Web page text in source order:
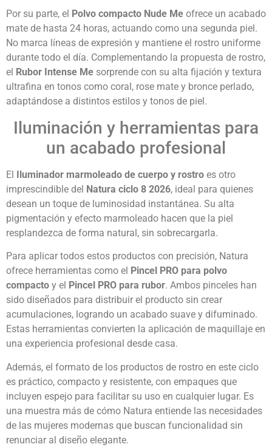
Por su parte, el Polvo compacto Nude Me ofrece un acabado
mate de hasta 24 horas, actuando como una segunda piel.
No marca líneas de expresión y mantiene el rostro uniforme
durante todo el día. Complementando la propuesta de rostro,
el Rubor Intense Me sorprende con su alta fijación y textura
ultrafina en tonos como coral, rose mate y bronce perlado,
adaptándose a distintos estilos y tonos de piel.
Iluminación y herramientas para
un acabado profesional
El Iluminador marmoleado de cuerpo y rostro es otro
imprescindible del Natura ciclo 8 2026, ideal para quienes
desean un toque de luminosidad instantánea. Su alta
pigmentación y efecto marmoleado hacen que la piel
resplandezca de forma natural, sin sobrecargarla.
Para aplicar todos estos productos con precisión, Natura
ofrece herramientas como el Pincel PRO para polvo
compacto y el Pincel PRO para rubor. Ambos pinceles han
sido diseñados para distribuir el producto sin crear
acumulaciones, logrando un acabado suave y difuminado.
Estas herramientas convierten la aplicación de maquillaje en
una experiencia profesional desde casa.
Además, el formato de los productos de rostro en este ciclo
es práctico, compacto y resistente, con empaques que
incluyen espejo para facilitar su uso en cualquier lugar. Es
una muestra más de cómo Natura entiende las necesidades
de las mujeres modernas que buscan funcionalidad sin
renunciar al diseño elegante.